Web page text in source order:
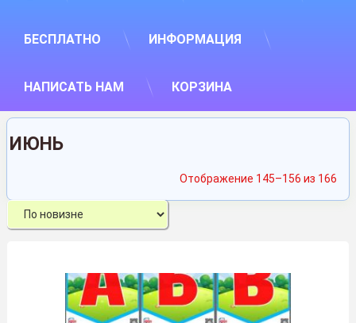
БЕСПЛАТНО ИНФОРМАЦИЯ
НАПИСАТЬ НАМ КОРЗИНА
ИЮНЬ
Отображение 145–156 из 166